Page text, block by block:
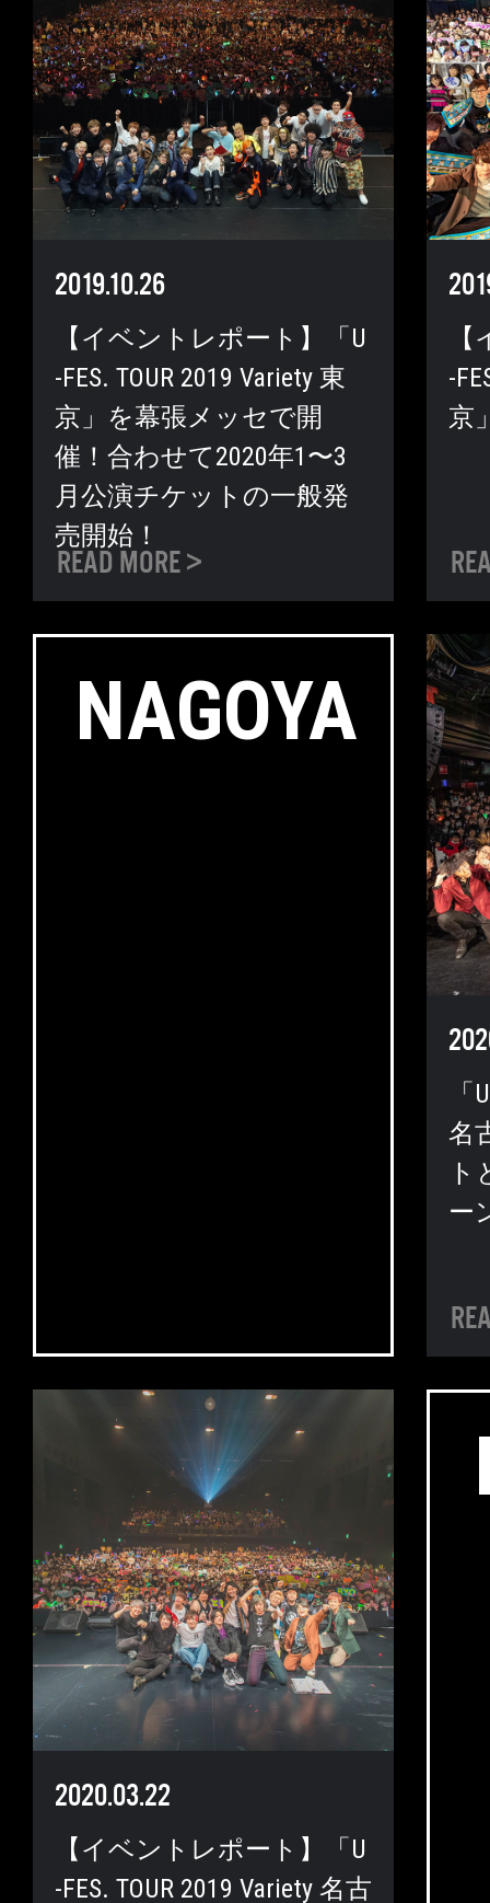
2019.10.26
【イベントレポート】「U
-FES. TOUR 2019 Variety 東
京」を幕張メッセで開
催！合わせて2020年1〜3
月公演チケットの一般発
売開始！
-
京
NAGOYA
名
ト
ー
2020.03.22
【イベントレポート】「U
-FES. TOUR 2019 Variety 名古